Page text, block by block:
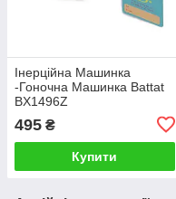
Інерційна Машинка
-Гоночна Машинка Battat
BX1496Z
495 ₴
Купити